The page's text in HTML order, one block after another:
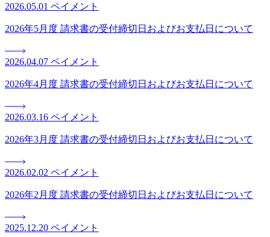
2026.05.01 ペイメント
2026年5月度 請求書の受付締切日およびお支払日について
2026.04.07 ペイメント
2026年4月度 請求書の受付締切日およびお支払日について
2026.03.16 ペイメント
2026年3月度 請求書の受付締切日およびお支払日について
2026.02.02 ペイメント
2026年2月度 請求書の受付締切日およびお支払日について
2025.12.20 ペイメント